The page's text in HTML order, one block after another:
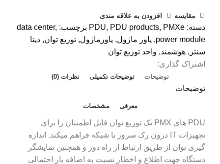
مقایسه افزودن به علاقه مندی
دسته: PDU, PDU products, PMXe برچسب: data center,
power module
, پاور ماژول, پاورماژول, توزیع توان, دیتا
سنتر , هوشمند, واحد توزیع توان
اشتراک گذاری:
توضیحات توضیحات تکمیلی نظرات (0)
توضیحات
معرفی مشخصات
PDU های PMX یک توزیع توان قابل اطمینان را برای
تجهیزات IT درون رک سرور یا شبکه فراهم میکند. اندازه
گیری توان از طریق ارتباط از راه دور و همچنین نمایشگر
دستگاه جهت اطلاع و اخطار نسبت به اضافه بار احتمالی